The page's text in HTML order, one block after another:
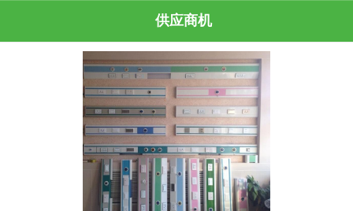
供应商机